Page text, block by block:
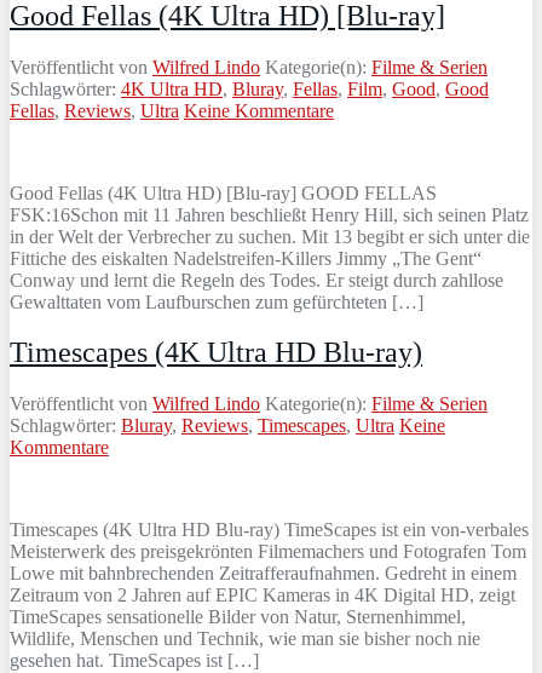
Good Fellas (4K Ultra HD) [Blu-ray]
Veröffentlicht von Wilfred Lindo Kategorie(n): Filme & Serien
Schlagwörter: 4K Ultra HD, Bluray, Fellas, Film, Good, Good
Fellas, Reviews, Ultra Keine Kommentare
Good Fellas (4K Ultra HD) [Blu-ray] GOOD FELLAS
FSK:16Schon mit 11 Jahren beschließt Henry Hill, sich seinen Platz
in der Welt der Verbrecher zu suchen. Mit 13 begibt er sich unter die
Fittiche des eiskalten Nadelstreifen-Killers Jimmy „The Gent“
Conway und lernt die Regeln des Todes. Er steigt durch zahllose
Gewalttaten vom Laufburschen zum gefürchteten […]
Timescapes (4K Ultra HD Blu-ray)
Veröffentlicht von Wilfred Lindo Kategorie(n): Filme & Serien
Schlagwörter: Bluray, Reviews, Timescapes, Ultra Keine
Kommentare
Timescapes (4K Ultra HD Blu-ray) TimeScapes ist ein von-verbales
Meisterwerk des preisgekrönten Filmemachers und Fotografen Tom
Lowe mit bahnbrechenden Zeitrafferaufnahmen. Gedreht in einem
Zeitraum von 2 Jahren auf EPIC Kameras in 4K Digital HD, zeigt
TimeScapes sensationelle Bilder von Natur, Sternenhimmel,
Wildlife, Menschen und Technik, wie man sie bisher noch nie
gesehen hat. TimeScapes ist […]